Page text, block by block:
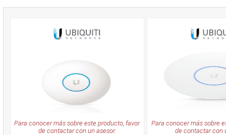
Para conocer más sobre este producto, favor
de contactar con un asesor.
Para conocer más sobre
de contactar con